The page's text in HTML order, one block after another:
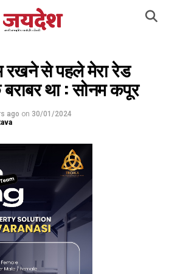
रखने से पहले मेरा रेड
था : सोनम कपूर
ago on 30/01/2024